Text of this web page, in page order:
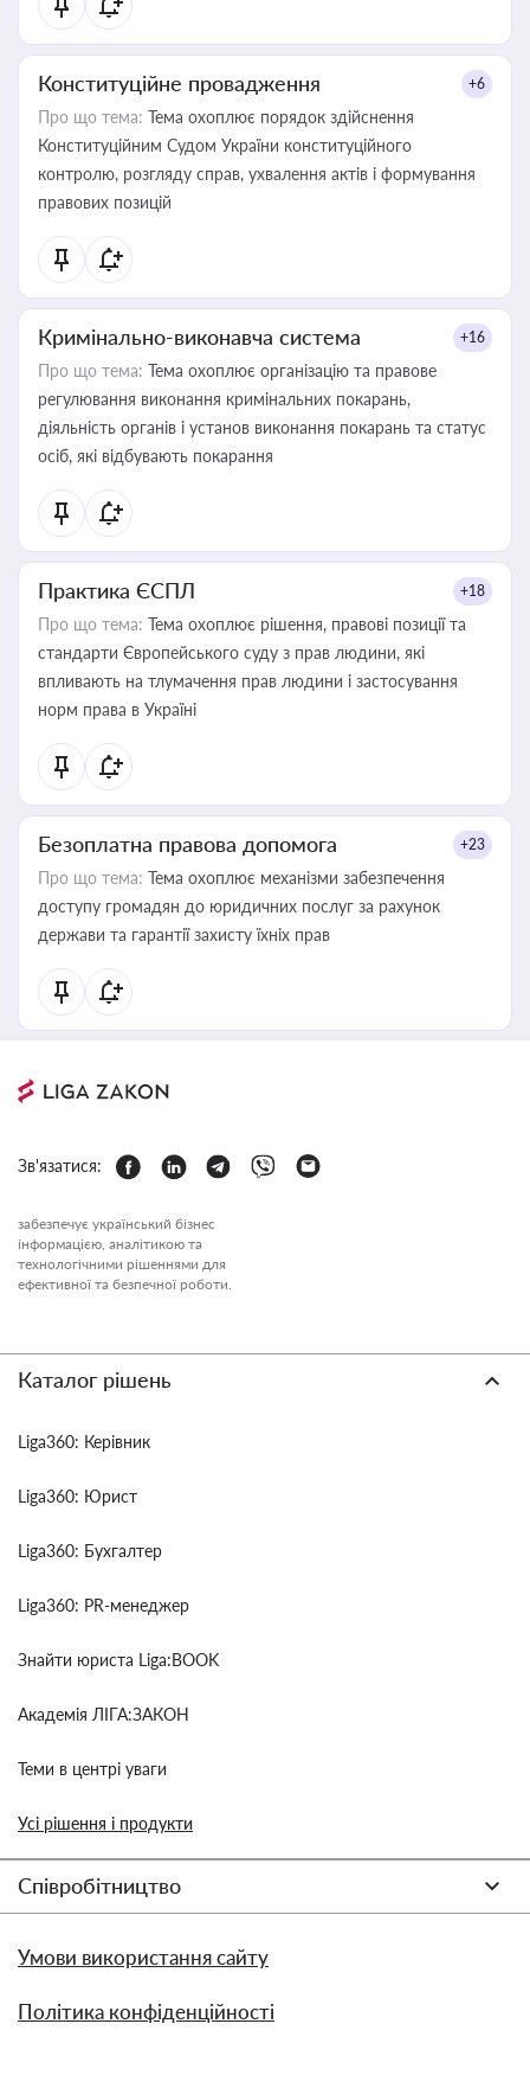
Конституційне провадження +6
Про що тема: Тема охоплює порядок здійснення
Конституційним Судом України конституційного
контролю, розгляду справ, ухвалення актів і формування
правових позицій
Кримінально-виконавча система +16
Про що тема: Тема охоплює організацію та правове
регулювання виконання кримінальних покарань,
діяльність органів і установ виконання покарань та статус
осіб, які відбувають покарання
Практика ЄСПЛ +18
Про що тема: Тема охоплює рішення, правові позиції та
стандарти Європейського суду з прав людини, які
впливають на тлумачення прав людини і застосування
норм права в Україні
Безоплатна правова допомога +23
Про що тема: Тема охоплює механізми забезпечення
доступу громадян до юридичних послуг за рахунок
держави та гарантії захисту їхніх прав
Зв'язатися:
забезпечує український бізнес
інформацією, аналітикою та
технологічними рішеннями для
ефективної та безпечної роботи.
Каталог рішень
Liga360: Керівник
Liga360: Юрист
Liga360: Бухгалтер
Liga360: PR-менеджер
Знайти юриста Liga:BOOK
Академія ЛІГА:ЗАКОН
Теми в центрі уваги
Усі рішення і продукти
Співробітництво
Умови використання сайту
Політика конфіденційності